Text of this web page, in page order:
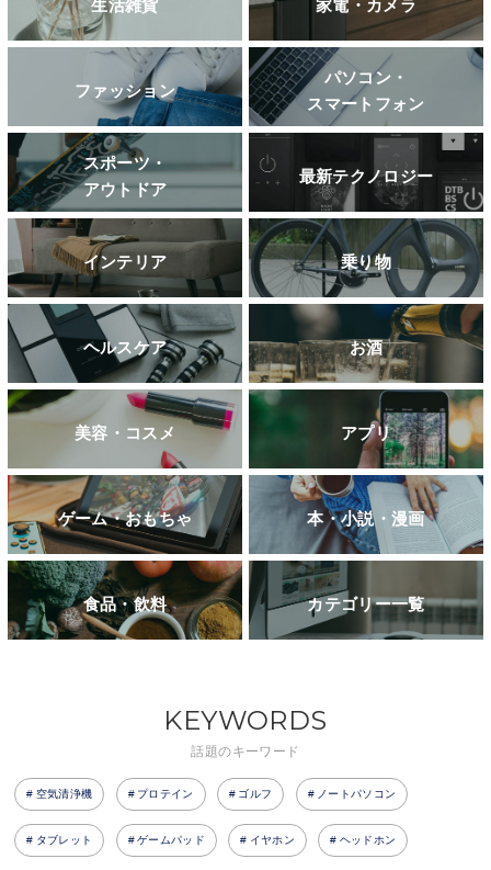
生活雑貨 家電・カメラ
ファッション
パソコン・
スマートフォン
スポーツ・
アウトドア
最新テクノロジー
インテリア 乗り物
ヘルスケア お酒
美容・コスメ アプリ
ゲーム・おもちゃ 本・小説・漫画
食品・飲料 カテゴリー一覧
KEYWORDS
話題のキーワード
空気清浄機 プロテイン ゴルフ ノートパソコン
タブレット ゲームパッド イヤホン ヘッドホン